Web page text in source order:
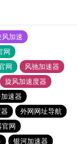
风加速
网
网
风驰加速器
旋风加速度器
速器
外网网址导航
官网
银河加速器